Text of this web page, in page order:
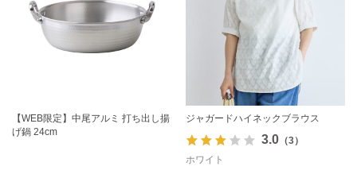
【WEB限定】中尾アルミ 打ち出し揚
げ鍋 24cm
ジャガードハイネックブラウス
3.0（3）
ホワイト